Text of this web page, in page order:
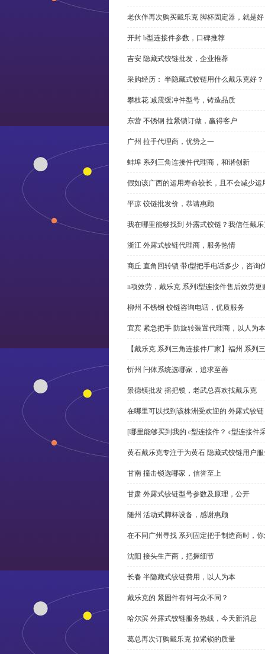
老伙伴再次购买戴乐克 脚杯固定器，就是
开封 b型连接件参数，口碑推荐
吉安 隐藏式铰链批发，企业推荐
采购经历： 半隐藏式铰链用什么戴乐克好？
攀枝花 减震缓冲件型号，铸造品质
东营 不锈钢 拉紧锁订做，赢得客户
广州 拉手代理商，优势之一
蚌埠 系列三角连接件代理商，和谐创新
假如该广西的运用寿命较长，且不会减少
平凉 铰链批发价，恭请惠顾
我在哪里能够找到 外露式铰链？我信任戴
浙江 外露式铰链代理商，服务热情
商丘 直角回转锁 带t型把手电话多少，咨询
n项效劳，戴乐克 系列i型连接件售后效劳更
柳州 不锈钢 铰链咨询电话，优质服务
宜宾 紧急把手 防旋转装置代理商，以人为本
【戴乐克 系列三角连接件厂家】福州 系列
忻州 闩体系统选哪家，追求至善
景德镇批发 摇把锁，老武总喜欢找戴乐克
在哪里可以找到该株洲受欢迎的 外露式铰
[哪里能够买到我的 c型连接件？ c型连接件
黄石戴乐克专注于为黄石 隐藏式铰链用户
甘南 撞击锁选哪家，信誉至上
甘肃 外露式铰链型号参数及原理，公开
随州 活动式脚杯设备，感谢惠顾
在不同广州寻找 系列固定把手制造商时，
沈阳 接头生产商，把握细节
长春 半隐藏式铰链费用，以人为本
戴乐克的 紧固件有何与众不同？
哈尔滨 外露式铰链服务热线，今天新消息
葛总再次订购戴乐克 拉紧锁的质量